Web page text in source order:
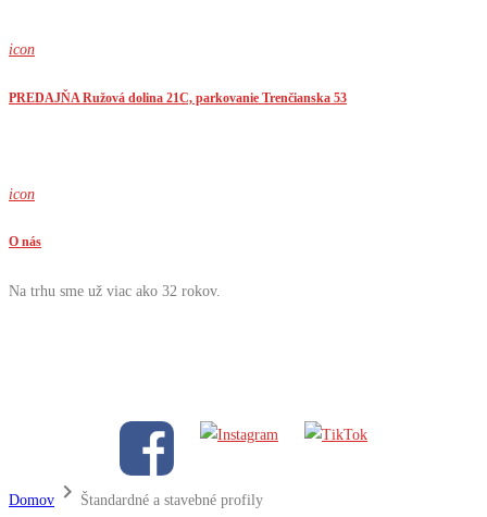
icon
PREDAJŇA Ružová dolina 21C, parkovanie Trenčianska 53
icon
O nás
Na trhu sme už viac ako 32 rokov.
Domov keyboard_arrow_right Štandardné a stavebné profily